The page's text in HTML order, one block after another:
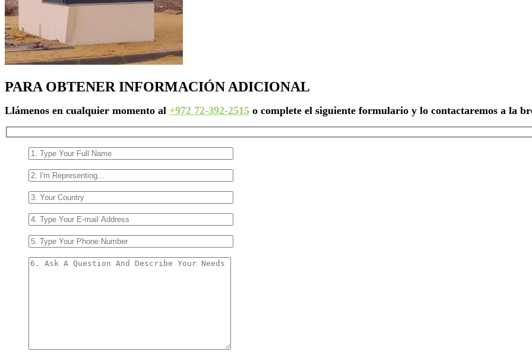
PARA OBTENER INFORMACIÓN ADICIONAL
Llámenos en cualquier momento al +972 72-392-2515 o complete el siguiente formulario y lo contactaremos a la